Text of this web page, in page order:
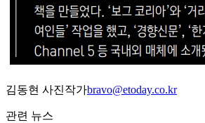
김동현 사진작가bravo@etoday.co.kr
관련 뉴스